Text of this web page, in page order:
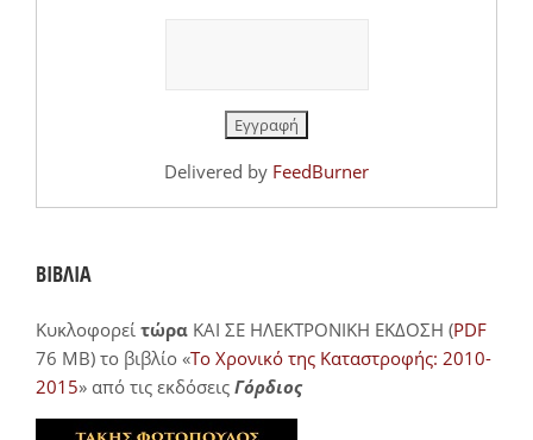
Delivered by FeedBurner
ΒΙΒΛΙΑ
Κυκλοφορεί τώρα ΚΑΙ ΣΕ ΗΛΕΚΤΡΟΝΙΚΗ ΕΚΔΟΣΗ (PDF
76 MB) το βιβλίο «Το Χρονικό της Καταστροφής: 2010-
2015» από τις εκδόσεις Γόρδιος